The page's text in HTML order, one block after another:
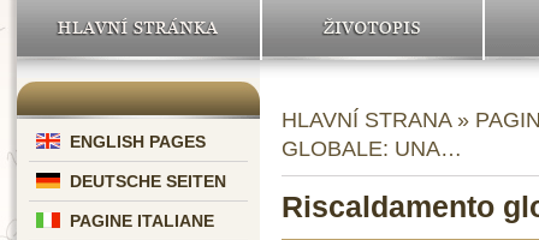
HLAVNÍ STRÁNKA ŽIVOTOPIS
ENGLISH PAGES
DEUTSCHE SEITEN
PAGINE ITALIANE
HLAVNÍ STRANA»
GLOBALE: UNA…
Riscaldamento